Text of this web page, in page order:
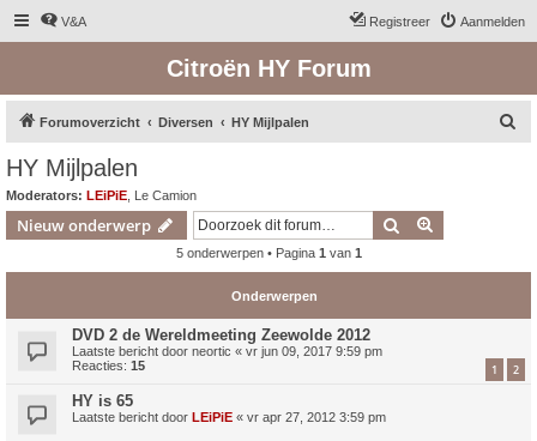
V&A Aanmelden
Registreer
Citroën HY Forum
Forumoverzicht Diversen HY Mijlpalen
HY Mijlpalen
Moderators: LEiPiE Le Camion
Nieuw onderwerp Zoek
5 onderwerpen • Pagina 1 van 1
Onderwerpen
DVD 2 de Wereldmeeting Zeewolde 2012
Laatste bericht door neortic « vr jun 09, 2017 9:59 pm
Reacties: 15 1 2
HY is 65
Laatste bericht door LEiPiE « vr apr 27, 2012 3:59 pm